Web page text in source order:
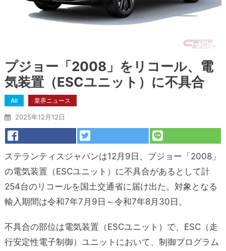
プジョー「2008」をリコール、電
気装置（ESCユニット）に不具合
All 業界ニュース
2025年12月12日
ステランティスジャパンは12月9日、プジョー「2008」
の電気装置（ESCユニット）に不具合があるとして計
254台のリコールを国土交通省に届け出た。対象となる
輸入期間は令和7年7月9日～令和7年8月30日。
不具合の部位は電気装置（ESCユニット）で、ESC（走
行安定性電子制御）ユニットにおいて、制御プログラム